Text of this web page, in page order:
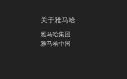
关于雅马哈
雅马哈集团
雅马哈中国